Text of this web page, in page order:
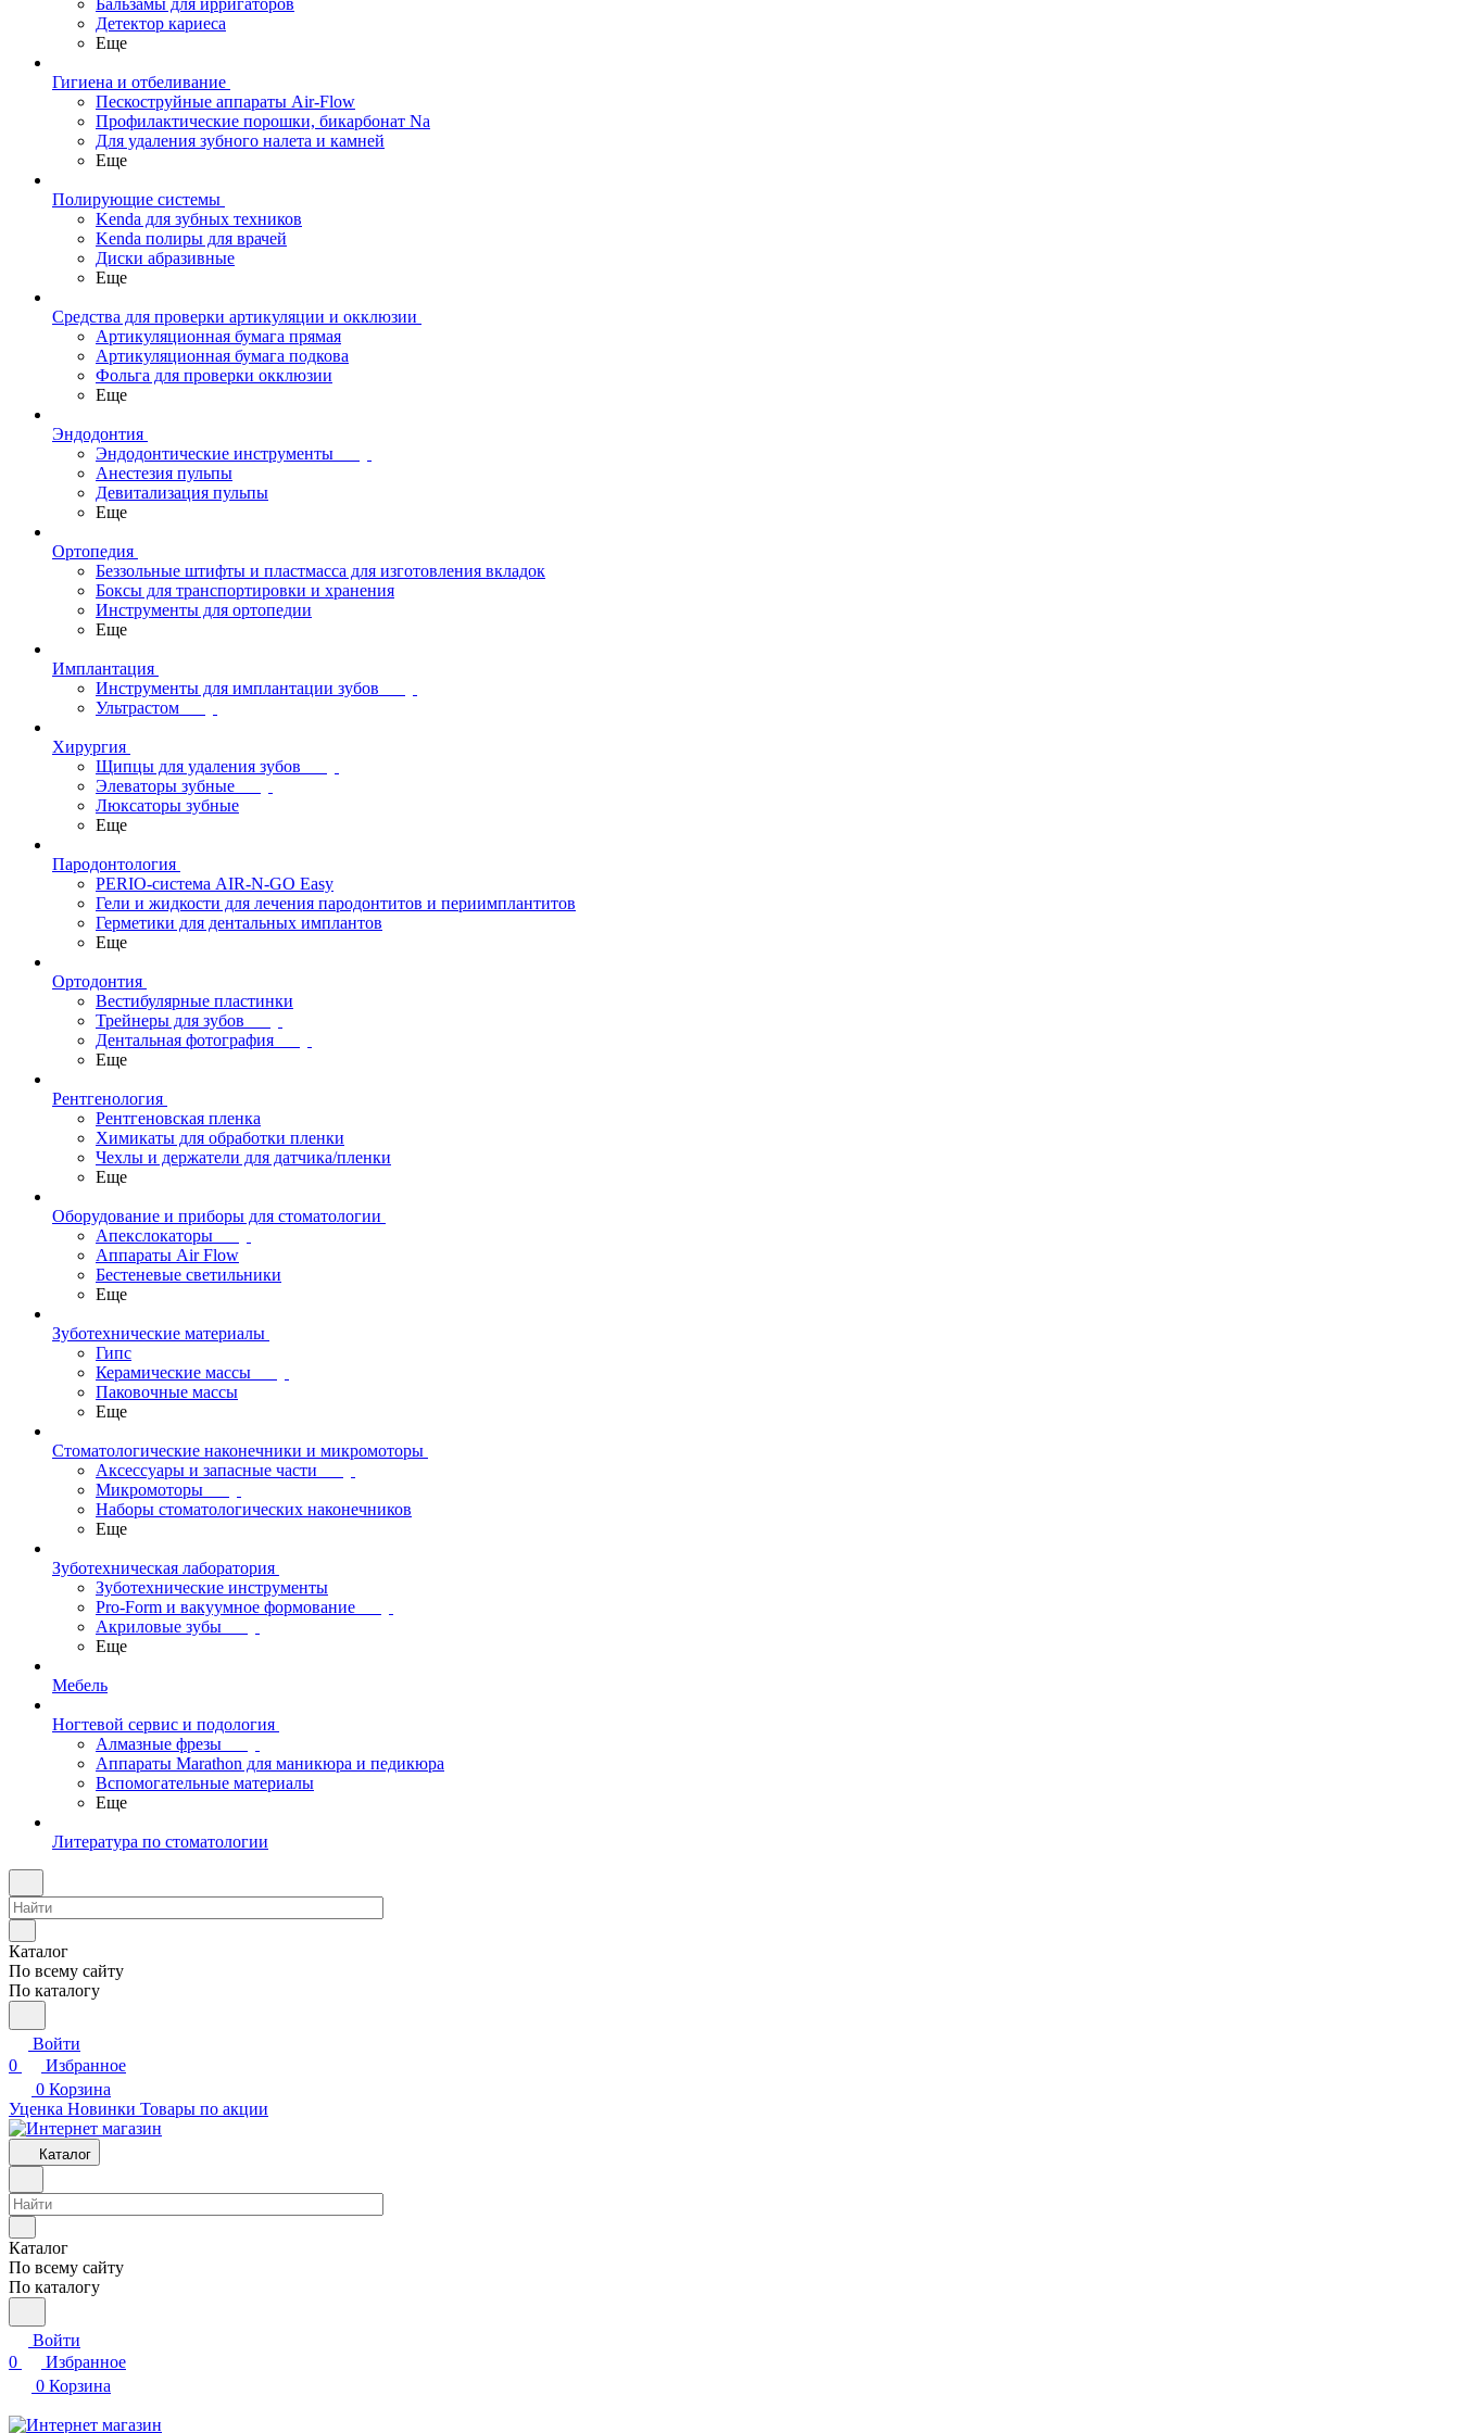
Бальзамы для ирригаторов
Детектор кариеса
Еще
Гигиена и отбеливание
Пескоструйные аппараты Air-Flow
Профилактические порошки, бикарбонат Na
Для удаления зубного налета и камней
Еще
Полирующие системы
Kenda для зубных техников
Kenda полиры для врачей
Диски абразивные
Еще
Средства для проверки артикуляции и окклюзии
Артикуляционная бумага прямая
Артикуляционная бумага подкова
Фольга для проверки окклюзии
Еще
Эндодонтия
Эндодонтические инструменты
Анестезия пульпы
Девитализация пульпы
Еще
Ортопедия
Беззольные штифты и пластмасса для изготовления вкладок
Боксы для транспортировки и хранения
Инструменты для ортопедии
Еще
Имплантация
Инструменты для имплантации зубов
Ультрастом
Хирургия
Щипцы для удаления зубов
Элеваторы зубные
Люксаторы зубные
Еще
Пародонтология
PERIO-система AIR-N-GO Easy
Гели и жидкости для лечения пародонтитов и периимплантитов
Герметики для дентальных имплантов
Еще
Ортодонтия
Вестибулярные пластинки
Трейнеры для зубов
Дентальная фотография
Еще
Рентгенология
Рентгеновская пленка
Химикаты для обработки пленки
Чехлы и держатели для датчика/пленки
Еще
Оборудование и приборы для стоматологии
Апекслокаторы
Аппараты Air Flow
Бестеневые светильники
Еще
Зуботехнические материалы
Гипс
Керамические массы
Паковочные массы
Еще
Стоматологические наконечники и микромоторы
Аксессуары и запасные части
Микромоторы
Наборы стоматологических наконечников
Еще
Зуботехническая лаборатория
Зуботехнические инструменты
Pro-Form и вакуумное формование
Акриловые зубы
Еще
Мебель
Ногтевой сервис и подология
Алмазные фрезы
Аппараты Marathon для маникюра и педикюра
Вспомогательные материалы
Еще
Литература по стоматологии
Каталог
По всему сайту
По каталогу
Войти
0
Избранное
0 Корзина
Уценка Новинки Товары по акции
Каталог
Каталог
По всему сайту
По каталогу
Войти
0
Избранное
0 Корзина